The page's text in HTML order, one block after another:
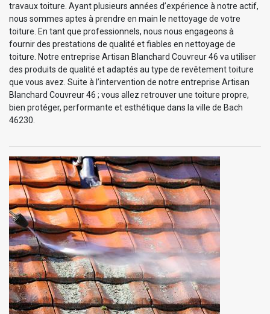
travaux toiture. Ayant plusieurs années d’expérience à notre actif,
nous sommes aptes à prendre en main le nettoyage de votre
toiture. En tant que professionnels, nous nous engageons à
fournir des prestations de qualité et fiables en nettoyage de
toiture. Notre entreprise Artisan Blanchard Couvreur 46 va utiliser
des produits de qualité et adaptés au type de revêtement toiture
que vous avez. Suite à l’intervention de notre entreprise Artisan
Blanchard Couvreur 46 ; vous allez retrouver une toiture propre,
bien protéger, performante et esthétique dans la ville de Bach
46230.